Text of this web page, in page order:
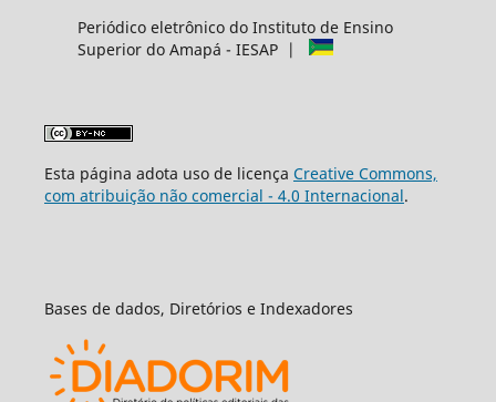
Periódico eletrônico do Instituto de Ensino
Superior do Amapá - IESAP |
Esta página adota uso de licença Creative Commons,
com atribuição não comercial - 4.0 Internacional.
Bases de dados, Diretórios e Indexadores